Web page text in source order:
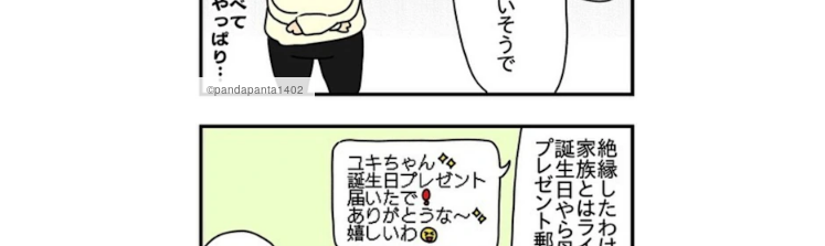
©pandapanta1402